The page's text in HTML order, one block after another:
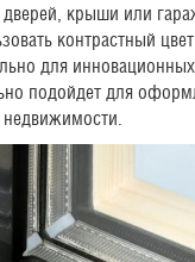
крыши или
контрастный
для
подойдет для